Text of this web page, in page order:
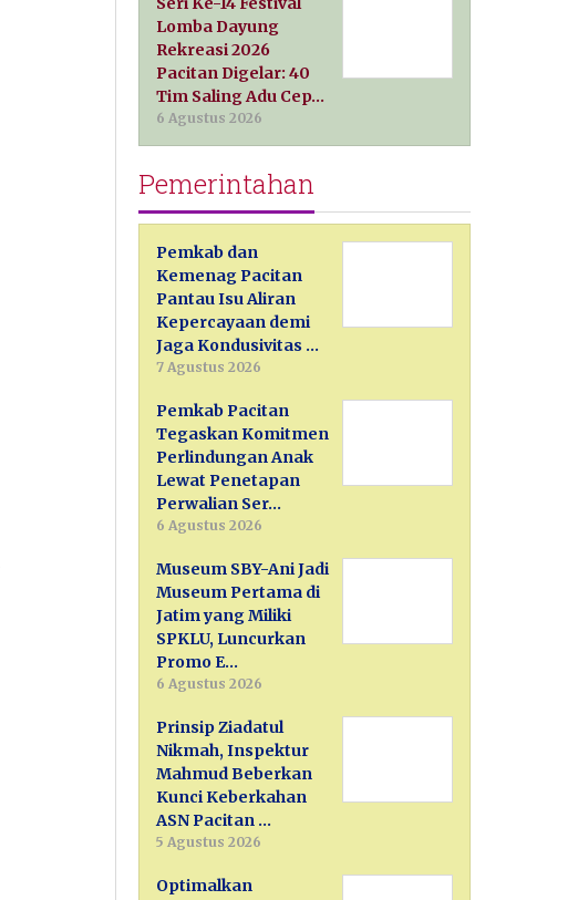
Lomba Dayung
Rekreasi 2026
Pacitan Digelar: 40
Tim Saling Adu Cep…
6 Agustus 2026
Pemerintahan
Pemkab dan
Kemenag Pacitan
Pantau Isu Aliran
Kepercayaan demi
Jaga Kondusivitas …
7 Agustus 2026
Pemkab Pacitan
Tegaskan Komitmen
Perlindungan Anak
Lewat Penetapan
Perwalian Ser…
6 Agustus 2026
Museum SBY-Ani Jadi
Museum Pertama di
Jatim yang Miliki
SPKLU, Luncurkan
Promo E…
6 Agustus 2026
Prinsip Ziadatul
Nikmah, Inspektur
Mahmud Beberkan
Kunci Keberkahan
ASN Pacitan …
5 Agustus 2026
Optimalkan